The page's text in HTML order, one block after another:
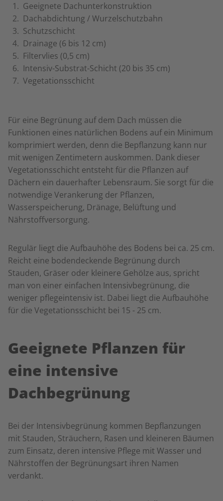
Geeignete Dachunterkonstruktion
Dachabdichtung / Wurzelschutzbahn
Schutzschicht
Drainage (6 bis 12 cm)
Filtervlies (0,5 cm)
Intensiv-Substrat-Schicht (20 bis 35 cm)
Vegetationsschicht
Für eine Begrünung auf dem Dach müssen die
Funktionen eines natürlichen Bodens auf ein Minimum
komprimiert werden, denn die Bepflanzung kann nur
mit wenigen Zentimetern auskommen. Dank dieser
Vegetationsschicht entsteht für die Pflanzen auf
Dächern ein dauerhafter Lebensraum. Sie sorgt für die
notwendige Verankerung der Pflanzen,
Wasserspeicherung, Dränage, Belüftung und
Nährstoffversorgung.
Regulär liegt die Aufbauhöhe des Bodens bei ca. 25 cm.
Reicht eine bodendeckende Begrünung durch
Stauden, Gräser oder kleinere Gehölze aus, spricht
man von einer einfachen Intensivbegrünung, die
weniger pflegeintensiv ist. Dabei liegt die Aufbauhöhe
für die Vegetationsschicht bei 15 - 25 cm.
Geeignete Pflanzen für
eine intensive
Dachbegrünung
Bei der Intensivbegrünung kommen Bepflanzungen
mit Stauden, Sträuchern, Rasen und kleineren Bäumen
zum Einsatz, deren intensive Pflege mit Wasser und
Nährstoffen der Begrünungsart ihren Namen
verdankt.